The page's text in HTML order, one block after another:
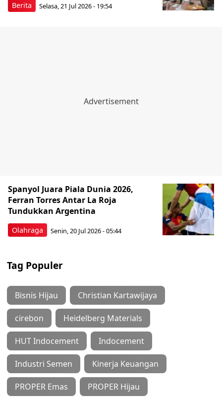
Berita Selasa, 21 Jul 2026 - 19:54
Olahraga
Spanyol Juara Piala Dunia 2026,
Ferran Torres Antar La Roja
Tundukkan Argentina
Senin, 20 Jul 2026 - 05:44
Tag Populer
Bisnis Hijau Christian Kartawijaya
cirebon Heidelberg Materials
HUT Indocement Indocement
Industri Semen Kinerja Keuangan
PROPER Emas PROPER Hijau